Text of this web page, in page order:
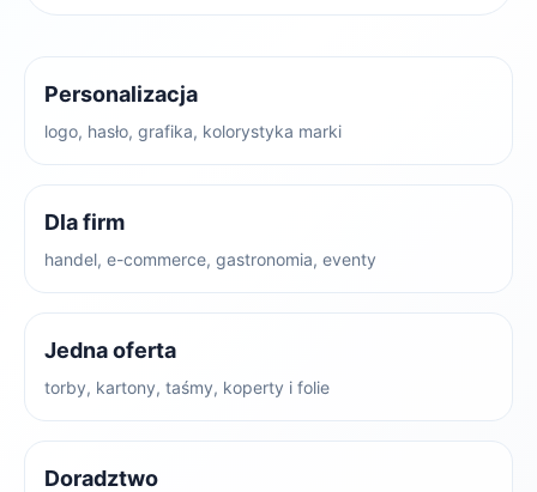
Personalizacja
logo, hasło, grafika, kolorystyka marki
Dla firm
handel, e-commerce, gastronomia, eventy
Jedna oferta
torby, kartony, taśmy, koperty i folie
Doradztwo